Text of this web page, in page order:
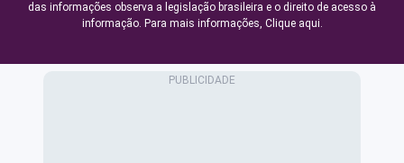
das informações observa a legislação brasileira e o direito de acesso à
informação. Para mais informações, Clique aqui.